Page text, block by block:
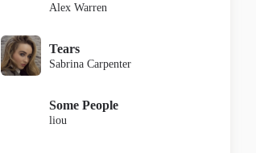
Alex Warren
Tears
Sabrina Carpenter
Some People
liou